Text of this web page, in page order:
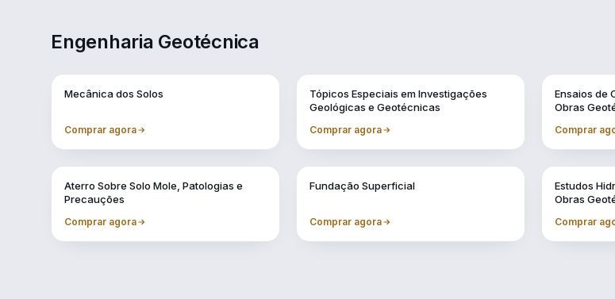
Engenharia Geotécnica
Mecânica dos Solos
Comprar agora
Vol. 10
Tópicos Especiais em Investigações
Geológicas e Geotécnicas
Comprar agora
Ensaios de
Obras
Comprar
Aterro Sobre Solo Mole, Patologias e
Precauções
Comprar agora
Fundação Superficial
Comprar agora
Estudos
Obras
Comprar